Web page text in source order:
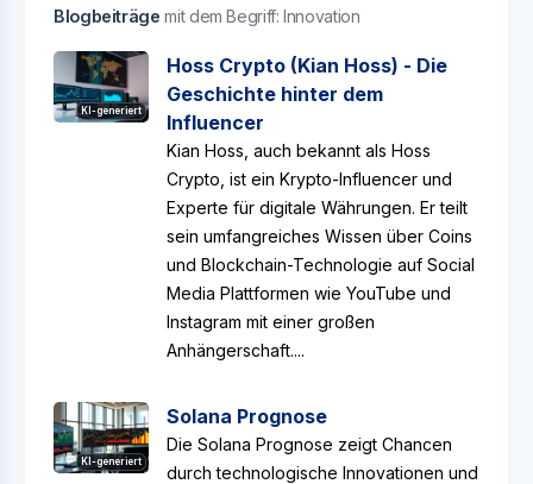
Blogbeiträgemit dem Begriff: Innovation
KI-generiert
Hoss Crypto (Kian Hoss) - Die
Geschichte hinter dem
Influencer
Kian Hoss, auch bekannt als Hoss
Crypto, ist ein Krypto-Influencer und
Experte für digitale Währungen. Er teilt
sein umfangreiches Wissen über Coins
und Blockchain-Technologie auf Social
Media Plattformen wie YouTube und
Instagram mit einer großen
Anhängerschaft....
KI-generiert
Solana Prognose
Die Solana Prognose zeigt Chancen
durch technologische Innovationen und